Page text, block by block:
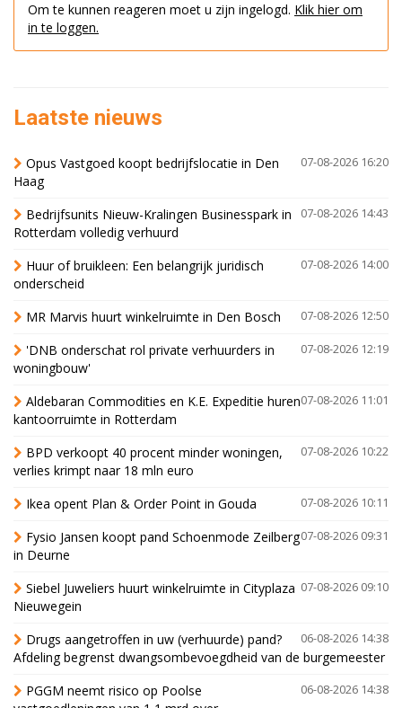
Om te kunnen reageren moet u zijn ingelogd. Klik hier om
in te loggen.
Laatste nieuws
07-08-2026 16:20
Opus Vastgoed koopt bedrijfslocatie in Den
Haag
07-08-2026 14:43
Bedrijfsunits Nieuw-Kralingen Businesspark in
Rotterdam volledig verhuurd
07-08-2026 14:00
Huur of bruikleen: Een belangrijk juridisch
onderscheid
07-08-2026 12:50
MR Marvis huurt winkelruimte in Den Bosch
07-08-2026 12:19
'DNB onderschat rol private verhuurders in
woningbouw'
07-08-2026 11:01
Aldebaran Commodities en K.E. Expeditie huren
kantoorruimte in Rotterdam
07-08-2026 10:22
BPD verkoopt 40 procent minder woningen,
verlies krimpt naar 18 mln euro
07-08-2026 10:11
Ikea opent Plan & Order Point in Gouda
07-08-2026 09:31
Fysio Jansen koopt pand Schoenmode Zeilberg
in Deurne
07-08-2026 09:10
Siebel Juweliers huurt winkelruimte in Cityplaza
Nieuwegein
06-08-2026 14:38
Drugs aangetroffen in uw (verhuurde) pand?
Afdeling begrenst dwangsombevoegdheid van de burgemeester
06-08-2026 14:38
PGGM neemt risico op Poolse